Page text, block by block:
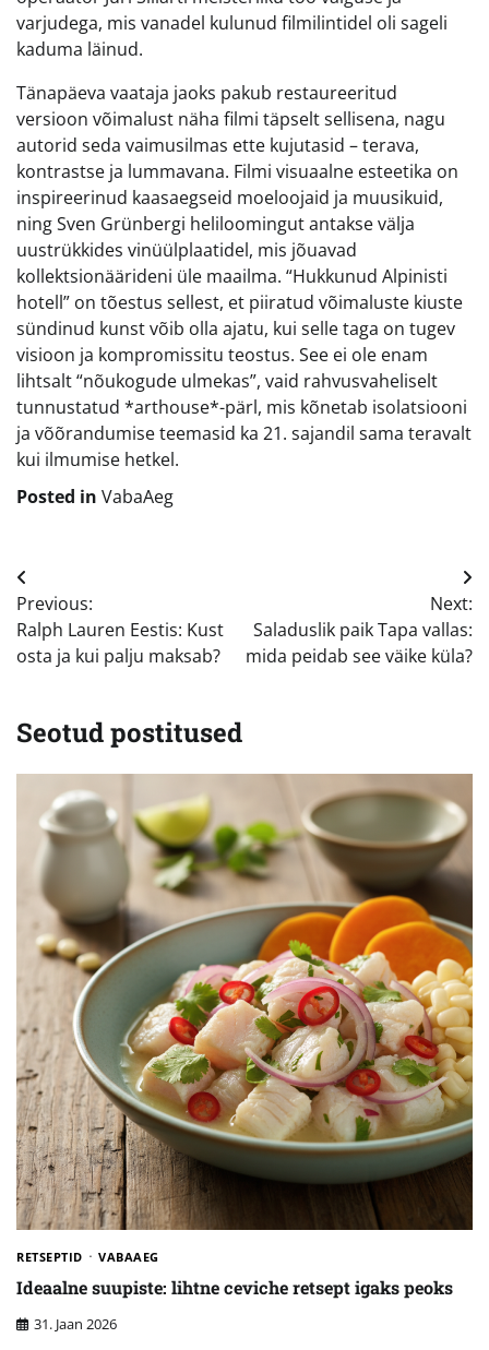
varjudega, mis vanadel kulunud filmilintidel oli sageli
kaduma läinud.
Tänapäeva vaataja jaoks pakub restaureeritud
versioon võimalust näha filmi täpselt sellisena, nagu
autorid seda vaimusilmas ette kujutasid – terava,
kontrastse ja lummavana. Filmi visuaalne esteetika on
inspireerinud kaasaegseid moeloojaid ja muusikuid,
ning Sven Grünbergi heliloomingut antakse välja
uustrükkides vinüülplaatidel, mis jõuavad
kollektsionäärideni üle maailma. “Hukkunud Alpinisti
hotell” on tõestus sellest, et piiratud võimaluste kiuste
sündinud kunst võib olla ajatu, kui selle taga on tugev
visioon ja kompromissitu teostus. See ei ole enam
lihtsalt “nõukogude ulmekas”, vaid rahvusvaheliselt
tunnustatud *arthouse*-pärl, mis kõnetab isolatsiooni
ja võõrandumise teemasid ka 21. sajandil sama teravalt
kui ilmumise hetkel.
Posted in VabaAeg
Navigeerimine
Previous:
Ralph Lauren Eestis: Kust
osta ja kui palju maksab?
Next:
Saladuslik paik Tapa vallas:
mida peidab see väike küla?
Seotud postitused
RETSEPTID VABAAEG
Ideaalne suupiste: lihtne ceviche retsept igaks peoks
31. Jaan 2026